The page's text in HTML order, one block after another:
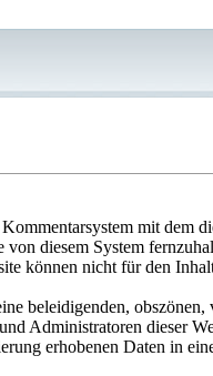
mit dem
von diesem System
können nicht für den
beleidigenden,
Administratoren dieser
erhobenen Daten in